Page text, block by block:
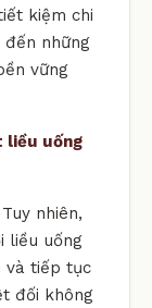
kiệm chi
đến những
vững
liều uống
nhiên,
liều uống
và tiếp tục
đối không